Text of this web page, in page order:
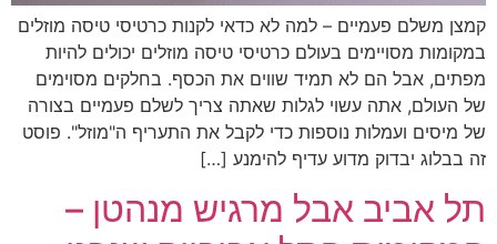
קמצן משלם פעמיים – למה לא כדאי לקנות כרטיסי טיסה מוזלים
במקומות מסויימים בעולם כרטיסי טיסה מוזלים יכולים להיות
מפתים, אבל הם לא תמיד שווים את הכסף. בחלקים מסוימים
של העולם, אתה עשוי לגלות שאתה צריך לשלם פעמיים בצורה
של מיסים ועמלות נוספות כדי לקבל את התעריף ה"מוזל". פוסט
זה בבלוג יבדוק מדוע עדיף להימנע […]
תל אביב אבל מרגיש מנהטן –